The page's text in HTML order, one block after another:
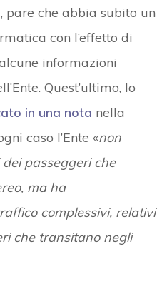
pare che abbia subito un
con l’effetto di
informazioni
Quest’ultimo, lo
in una nota nella
caso l’Ente «non
passeggeri che
ma ha
complessivi, relativi
che transitano negli